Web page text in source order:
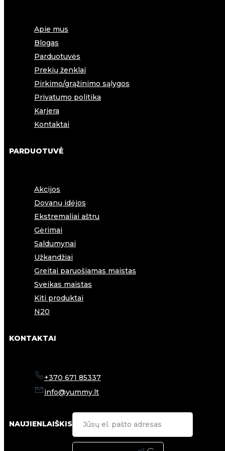
Apie mus
Blogas
Parduotuvės
Prekių ženklai
Pirkimo/grąžinimo sąlygos
Privatumo politika
Karjera
Kontaktai
PARDUOTUVĖ
Akcijos
Dovanų idėjos
Ekstremaliai aštru
Gėrimai
Saldumynai
Užkandžiai
Greitai paruošiamas maistas
Sveikas maistas
Kiti produktai
N20
KONTAKTAI
+370 671 85337
info@yummy.lt
NAUJIENLAIŠKIS